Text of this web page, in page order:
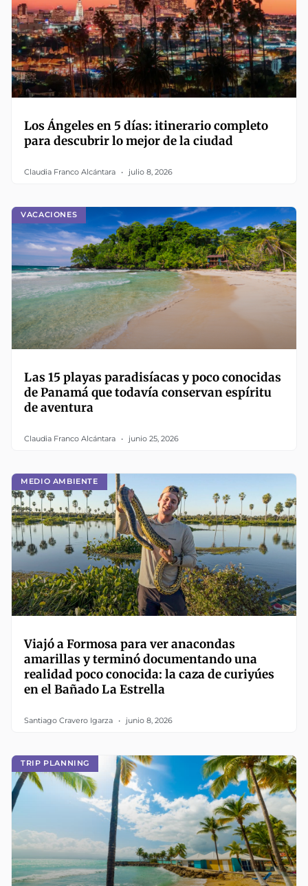
Los Ángeles en 5 días: itinerario completo
para descubrir lo mejor de la ciudad
Claudia Franco Alcántara julio 8, 2026
VACACIONES
Las 15 playas paradisíacas y poco conocidas
de Panamá que todavía conservan espíritu
de aventura
Claudia Franco Alcántara junio 25, 2026
MEDIO AMBIENTE
Viajó a Formosa para ver anacondas
amarillas y terminó documentando una
realidad poco conocida: la caza de curiyúes
en el Bañado La Estrella
Santiago Cravero Igarza junio 8, 2026
TRIP PLANNING